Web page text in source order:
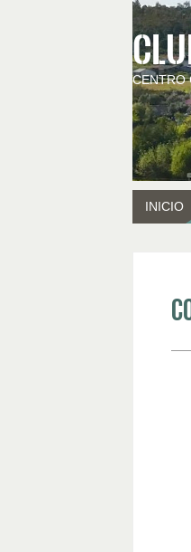
CENTRO
INICIO